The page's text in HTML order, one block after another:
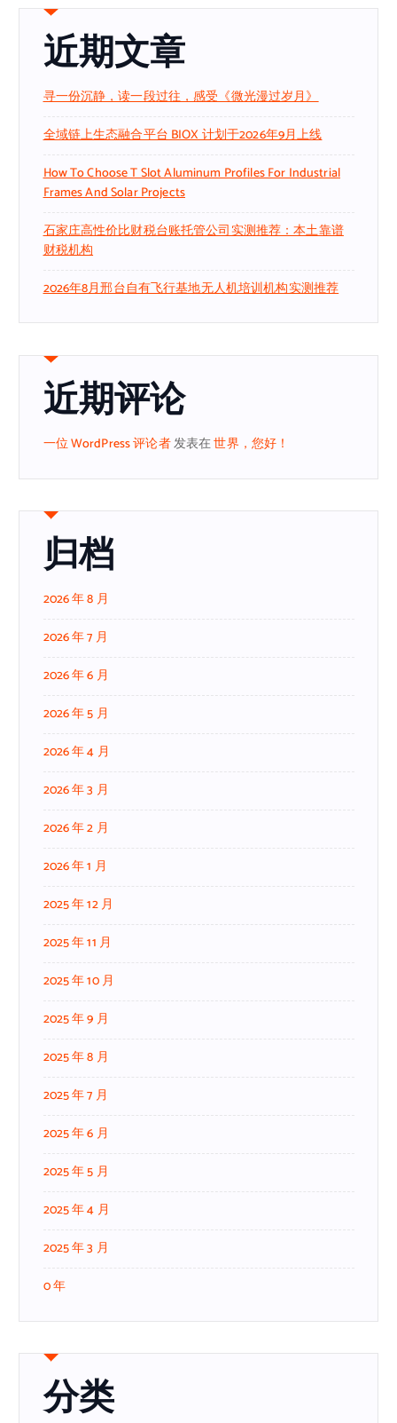
近期文章
寻一份沉静，读一段过往，感受《微光漫过岁月》
全域链上生态融合平台 BIOX 计划于2026年9月上线
How To Choose T Slot Aluminum Profiles For Industrial
Frames And Solar Projects
石家庄高性价比财税台账托管公司实测推荐：本土靠谱
财税机构
2026年8月邢台自有飞行基地无人机培训机构实测推荐
近期评论
一位 WordPress 评论者发表在世界，您好！
归档
2026 年 8 月
2026 年 7 月
2026 年 6 月
2026 年 5 月
2026 年 4 月
2026 年 3 月
2026 年 2 月
2026 年 1 月
2025 年 12 月
2025 年 11 月
2025 年 10 月
2025 年 9 月
2025 年 8 月
2025 年 7 月
2025 年 6 月
2025 年 5 月
2025 年 4 月
2025 年 3 月
0 年
分类